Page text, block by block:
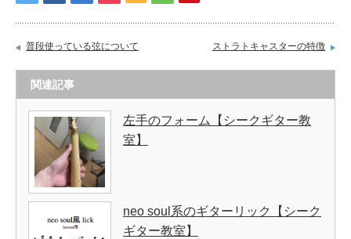
普段使っている弦について ストラトキャスターの特徴
関連記事
左手のフォーム【シークギター教
室】
neo soul系のギターリック【シーク
ギター教室】